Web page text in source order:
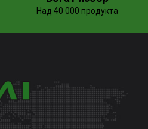
Над 40 000 продукта